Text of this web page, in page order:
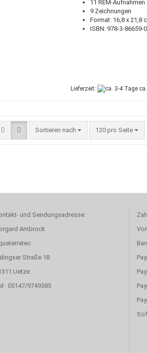
11 REM-Aufnahmen
9 Zeichnungen
Format: 16,8 x 21,8
ISBN: 978-3-86659-
Lieferzeit: ca.
Sortieren nach
Sortieren nach 120 pro Seite
pro Seite
und Sendungsadresse:
Ambrock
Straße 18
Uetze
05147/9749385